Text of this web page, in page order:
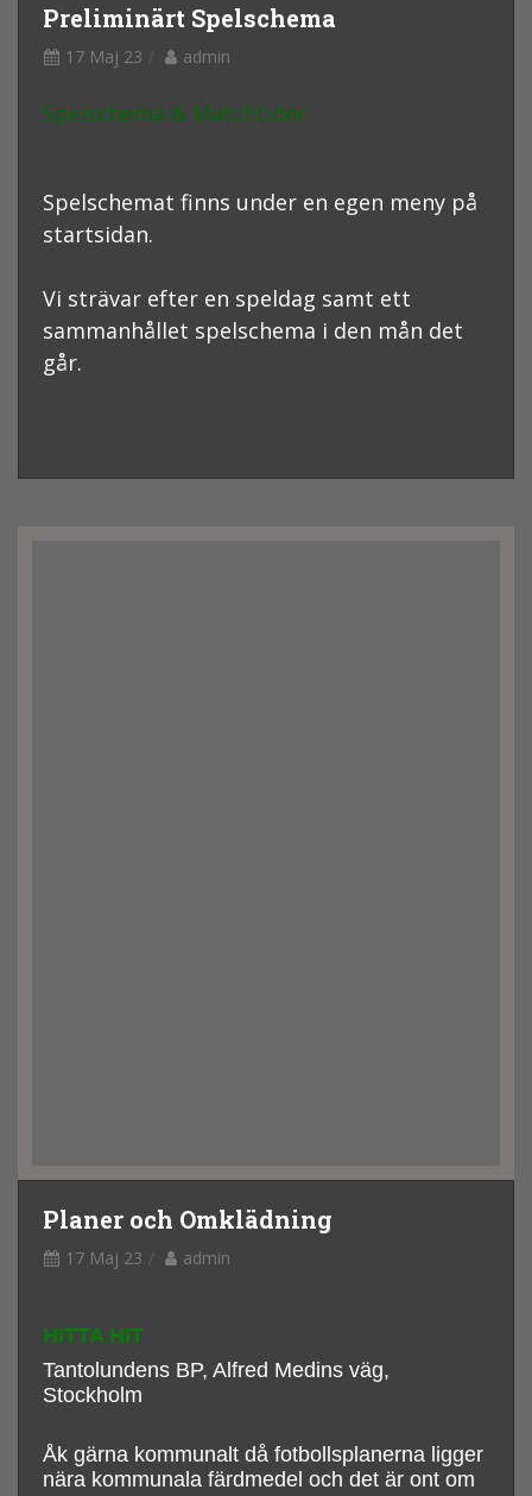
Preliminärt Spelschema
17 Maj 23 admin
Spelschema & Matchtider
Spelschemat finns under en egen meny på
startsidan.
Vi strävar efter en speldag samt ett
sammanhållet spelschema i den mån det
går.
Planer och Omklädning
17 Maj 23 admin
HITTA HIT
Tantolundens BP, Alfred Medins väg,
Stockholm
Åk gärna kommunalt då fotbollsplanerna ligger
nära kommunala färdmedel och det är ont om